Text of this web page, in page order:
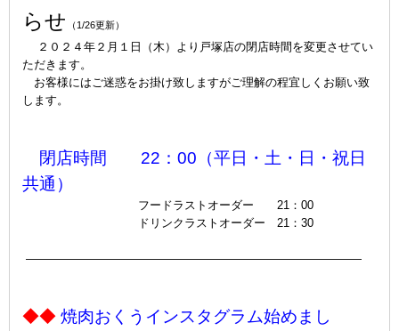
らせ
（1/26更新）
２０２４年２月１日（木）より戸塚店の閉店時間を変更させてい
ただきます。
お客様にはご迷惑をお掛け致しますがご理解の程宜しくお願い致
します。
閉店時間 22：00（平日・土・日・祝日
共通）
フードラストオーダー 21：00
ドリンクラストオーダー 21：30
—————————————————————————————
◆◆ 焼肉おくうインスタグラム始めまし